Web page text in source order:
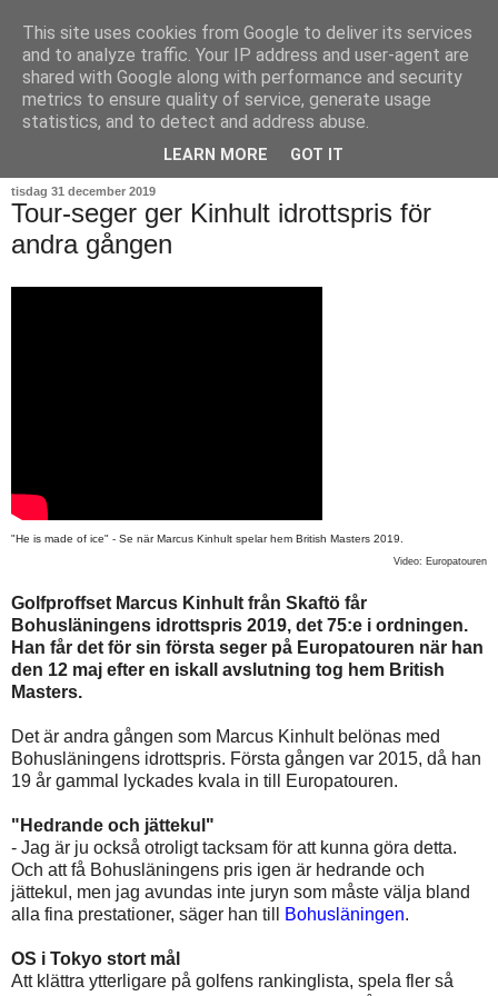
tisdag 31 december 2019
Tour-seger ger Kinhult idrottspris för
andra gången
"He is made of ice" - Se när Marcus Kinhult spelar hem British Masters 2019.
Video: Europatouren
Golfproffset Marcus Kinhult från Skaftö får
Bohusläningens idrottspris 2019, det 75:e i ordningen.
Han får det för sin första seger på Europatouren när han
den 12 maj efter en iskall avslutning tog hem British
Masters.
Det är andra gången som Marcus Kinhult belönas med
Bohusläningens idrottspris. Första gången var 2015, då han
19 år gammal lyckades kvala in till Europatouren.
"Hedrande och jättekul"
- Jag är ju också otroligt tacksam för att kunna göra detta.
Och att få Bohusläningens pris igen är hedrande och
jättekul, men jag avundas inte juryn som måste välja bland
alla fina prestationer, säger han till
Bohusläningen.
OS i Tokyo stort mål
Att klättra ytterligare på golfens rankinglista, spela fler så
This site uses cookies from Google to deliver its services
and to analyze traffic. Your IP address and user-agent are
shared with Google along with performance and security
metrics to ensure quality of service, generate usage
statistics, and to detect and address abuse.
LEARN MORE GOT IT